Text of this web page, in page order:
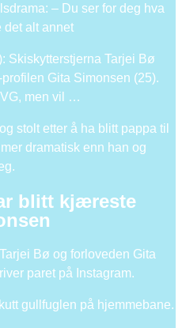
– Du ser for deg hva
alt annet
Skiskytterstjerna Tarjei Bø
Gita Simonsen (25).
men vil …
stolt etter å ha blitt pappa til
dramatisk enn han og
blitt kjæreste
Bø og forloveden Gita
paret på Instagram.
gullfuglen på hjemmebane.